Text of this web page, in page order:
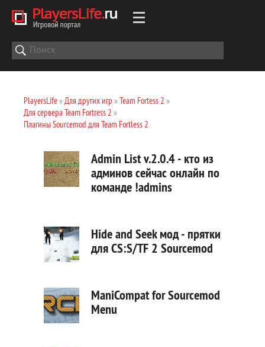
PlayersLife» Для других игр » Team Fortess 2 »
Для сервера Team Fortress 2 »
Плагины Sourcemod для Team Fortless 2
Admin List v.2.0.4 - кто из
админов сейчас онлайн по
команде !admins
Hide and Seek мод - прятки
для CS:S/TF 2 Sourcemod
ManiCompat for Sourcemod
Menu